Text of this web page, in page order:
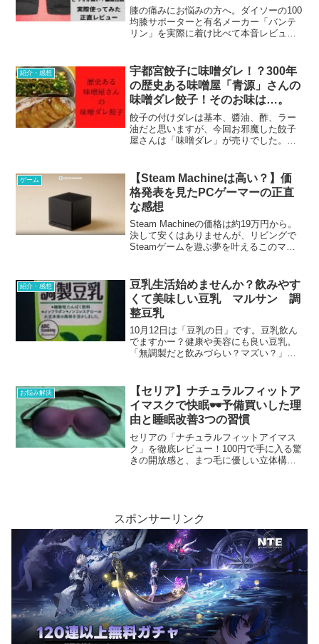
レビュー【2026最新追記】
膝の痛みにお悩みの方へ。ダイソーの100
均膝サポーターと有名メーカー「バンテ
リン」を実際に着け比べて本音レビュ
筆者の体験談を交えて、後悔しない選び
方を解説します。
紹介・感想
宇都宮餃子に味噌ダレ！？300年
の歴史ある味噌屋「青源」さんの
味噌ダレ餃子！そのお味は…。
餃子の付けダレは基本、醬油、酢、ラー
油だと思いますが、今回お邪魔した餃子
屋さんは「味噌ダレ」が売りでした。味
です。味噌ダレと餃子は合うのか？その
お味は…。
ゲーム
【Steam Machineは高い？】価
格発表を見たPCゲーマーの正直
な感想
Steam Machineの価格は約19万円から。
決して安くはありませんが、リビングで
Steamゲームを遊ぶ夢を叶えるこのマシ
に知っておきたい注意点を正直にまとめ
ました。
紹介・感想
豆乳生活始めませんか？飲みやす
くて美味しい豆乳 マルサン 調
整豆乳
10月12日は「豆乳の日」です。豆乳飲ん
でますかー？健康や美容にも良い豆乳。
「無調製だと飲みづらい？マズい？」そ
す。慣れれば美味しくいただけますよ。
健康のためにも調整豆乳いかがですか？
お悩み解決
【セリア】ナチュラルフィットア
イマスクで快眠🕶️予備買いした理
由と睡眠改善3つの習慣
セリアの「ナチュラルフィットアイマス
ク」を徹底レビュー！100円で手に入る驚
きの開放感と、まつ毛に優しい立体構造
スポンサーリンク